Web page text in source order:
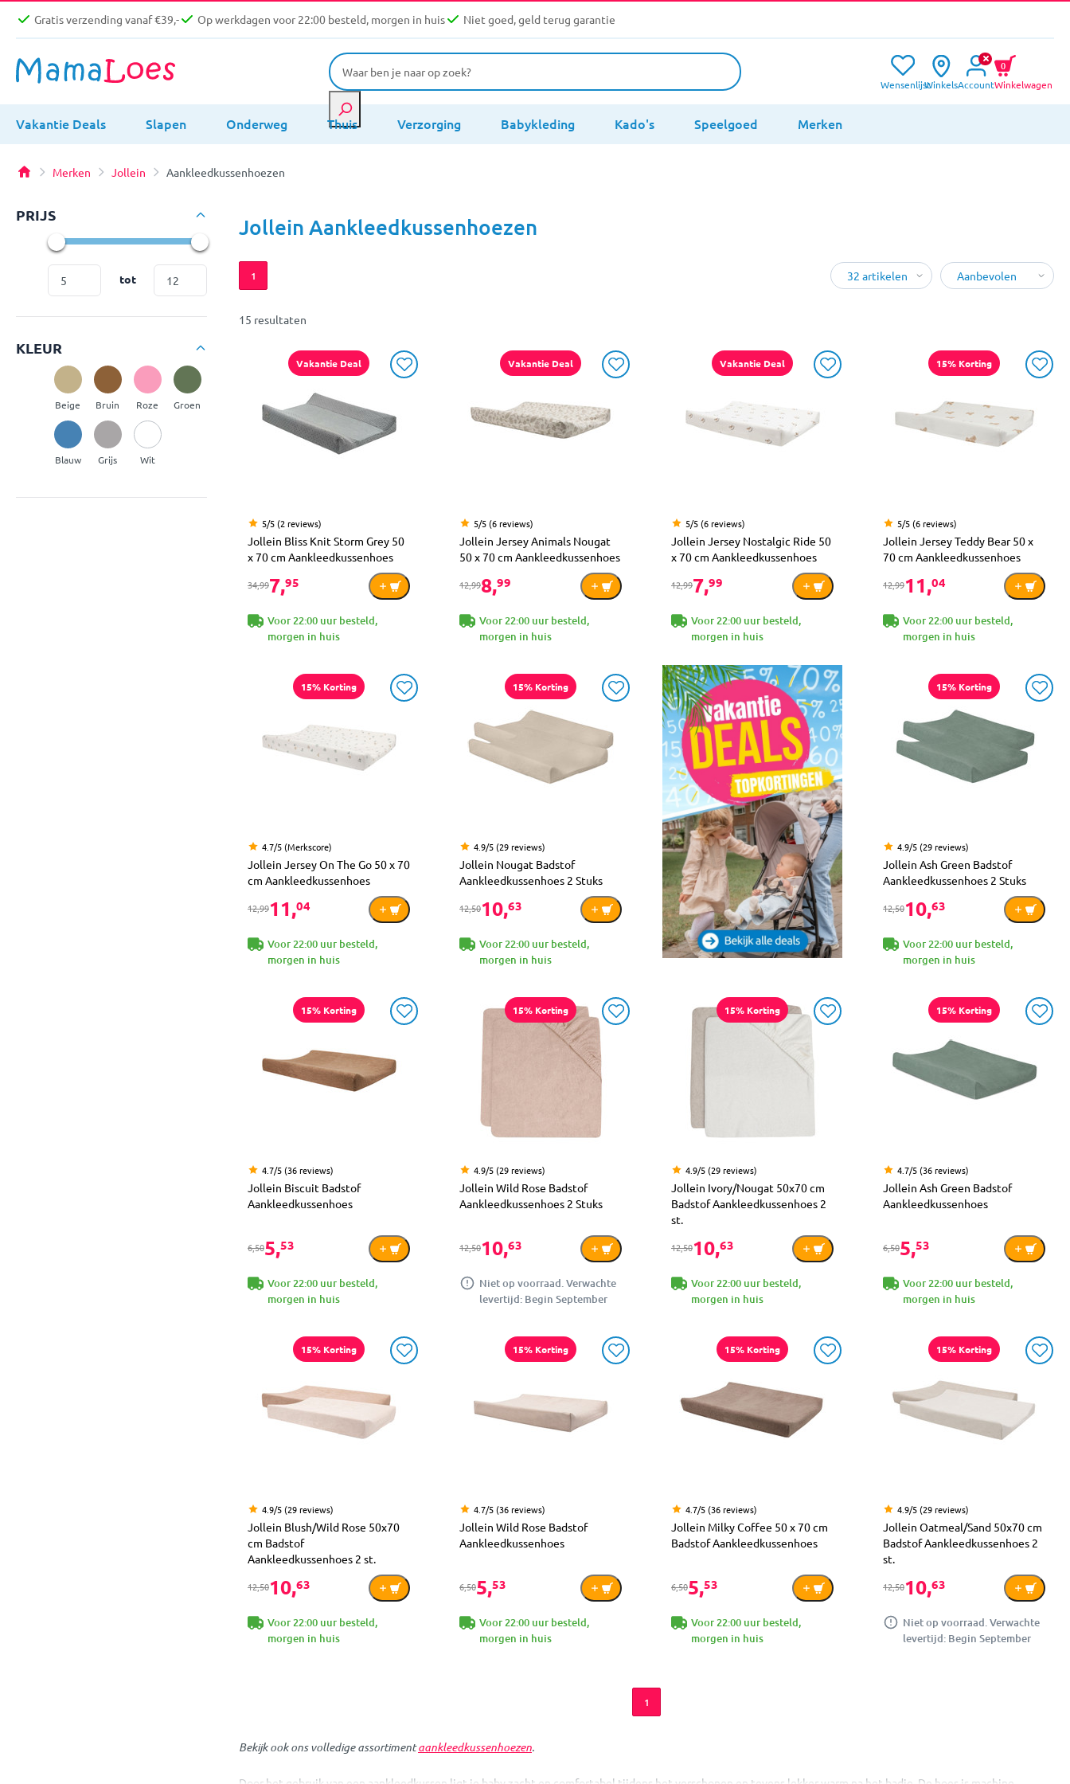
Gratis verzending vanaf €39,- Op werkdagen voor 22:00 besteld, morgen in huis Niet goed, geld terug garantie
WensenlijstWinkelsAccountWinkelwagen
0
Vakantie Deals Slapen Onderweg Thuis Verzorging Babykleding Kado's Speelgoed Merken
Merken Jollein Aankleedkussenhoezen
PRIJS
tot
KLEUR
Beige Bruin Roze Groen
Blauw Grijs Wit
Jollein Aankleedkussenhoezen
1
15 resultaten
Vakantie Deal
5/5 (2 reviews)
Jollein Bliss Knit Storm Grey 50
x 70 cm Aankleedkussenhoes
34,997,95
Voor 22:00 uur besteld,
morgen in huis
Vakantie Deal
5/5 (6 reviews)
Jollein Jersey Animals Nougat
50 x 70 cm Aankleedkussenhoes
12,998,99
Voor 22:00 uur besteld,
morgen in huis
Vakantie Deal
5/5 (6 reviews)
Jollein Jersey Nostalgic Ride 50
x 70 cm Aankleedkussenhoes
12,997,99
Voor 22:00 uur besteld,
morgen in huis
15% Korting
5/5 (6 reviews)
Jollein Jersey Teddy Bear 50 x
70 cm Aankleedkussenhoes
12,9911,04
Voor 22:00 uur besteld,
morgen in huis
15% Korting
4.7/5 (Merkscore)
Jollein Jersey On The Go 50 x 70
cm Aankleedkussenhoes
12,9911,04
Voor 22:00 uur besteld,
morgen in huis
15% Korting
4.9/5 (29 reviews)
Jollein Nougat Badstof
Aankleedkussenhoes 2 Stuks
12,5010,63
Voor 22:00 uur besteld,
morgen in huis
15% Korting
4.9/5 (29 reviews)
Jollein Ash Green Badstof
Aankleedkussenhoes 2 Stuks
12,5010,63
Voor 22:00 uur besteld,
morgen in huis
15% Korting
4.7/5 (36 reviews)
Jollein Biscuit Badstof
Aankleedkussenhoes
6,505,53
Voor 22:00 uur besteld,
morgen in huis
15% Korting
4.9/5 (29 reviews)
Jollein Wild Rose Badstof
Aankleedkussenhoes 2 Stuks
12,5010,63
Niet op voorraad. Verwachte
levertijd: Begin September
15% Korting
4.9/5 (29 reviews)
Jollein Ivory/Nougat 50x70 cm
Badstof Aankleedkussenhoes 2
st.
12,5010,63
Voor 22:00 uur besteld,
morgen in huis
15% Korting
4.7/5 (36 reviews)
Jollein Ash Green Badstof
Aankleedkussenhoes
6,505,53
Voor 22:00 uur besteld,
morgen in huis
15% Korting
4.9/5 (29 reviews)
Jollein Blush/Wild Rose 50x70
cm Badstof
Aankleedkussenhoes 2 st.
12,5010,63
Voor 22:00 uur besteld,
morgen in huis
15% Korting
4.7/5 (36 reviews)
Jollein Wild Rose Badstof
Aankleedkussenhoes
6,505,53
Voor 22:00 uur besteld,
morgen in huis
15% Korting
4.7/5 (36 reviews)
Jollein Milky Coffee 50 x 70 cm
Badstof Aankleedkussenhoes
6,505,53
Voor 22:00 uur besteld,
morgen in huis
15% Korting
4.9/5 (29 reviews)
Jollein Oatmeal/Sand 50x70 cm
Badstof Aankleedkussenhoes 2
st.
12,5010,63
Niet op voorraad. Verwachte
levertijd: Begin September
1
Bekijk ook ons volledige assortimentaankleedkussenhoezen.